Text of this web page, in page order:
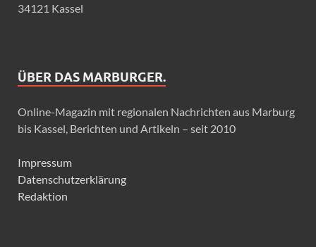
34121 Kassel
ÜBER DAS MARBURGER.
Online-Magazin mit regionalen Nachrichten aus Marburg
bis Kassel, Berichten und Artikeln – seit 2010
Impressum
Datenschutzerklärung
Redaktion